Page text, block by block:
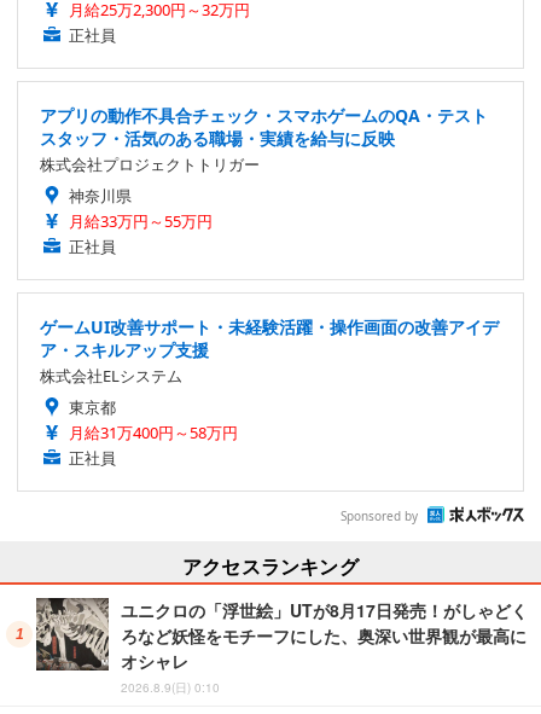
月給25万2,300円～32万円
正社員
アプリの動作不具合チェック・スマホゲームのQA・テスト
スタッフ・活気のある職場・実績を給与に反映
株式会社プロジェクトトリガー
神奈川県
月給33万円～55万円
正社員
ゲームUI改善サポート・未経験活躍・操作画面の改善アイデ
ア・スキルアップ支援
株式会社ELシステム
東京都
月給31万400円～58万円
正社員
Sponsored by
アクセスランキング
ユニクロの「浮世絵」UTが8月17日発売！がしゃどく
ろなど妖怪をモチーフにした、奥深い世界観が最高に
オシャレ
2026.8.9(日) 0:10